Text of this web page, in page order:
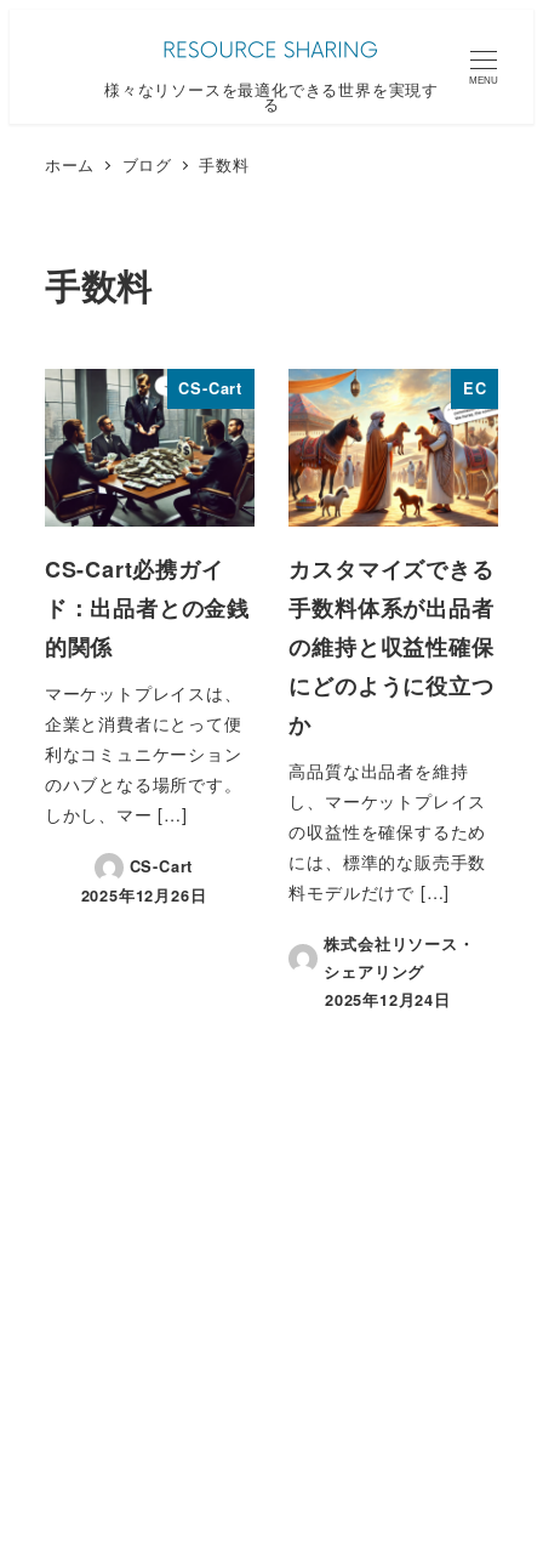
様々なリソースを最適化できる世界を実現す
る
MENU
ホーム ブログ 手数料
手数料
CS-Cart
CS-Cart必携ガイ
ド：出品者との金銭
的関係
マーケットプレイスは、
企業と消費者にとって便
利なコミュニケーション
のハブとなる場所です。
しかし、マー […]
CS-Cart
投稿日
2025年12月26日
EC
カスタマイズできる
手数料体系が出品者
の維持と収益性確保
にどのように役立つ
か
高品質な出品者を維持
し、マーケットプレイス
の収益性を確保するため
には、標準的な販売手数
料モデルだけで […]
株式会社リソース・
シェアリング
投稿日
2025年12月24日